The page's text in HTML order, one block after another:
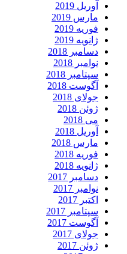
2019
2019
2019
2019
2018
2018
2018
2018
2018
2018
2018
2018
2018
2018
2017
2017
2017
2017
2017
2017
2017